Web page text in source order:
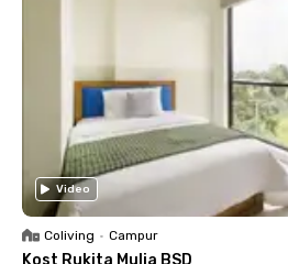
Video
Coliving • Campur
Kost Rukita Mulia BSD